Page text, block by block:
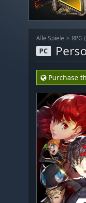
Alle Spiele RPG
PC
Purchase